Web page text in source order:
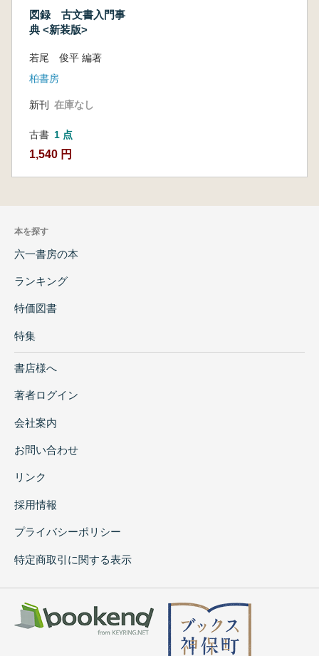
図録 古文書入門事
典 <新装版>
若尾 俊平 編著
柏書房
新刊 在庫なし
古書 1 点
1,540 円
本を探す
六一書房の本
ランキング
特価図書
特集
書店様へ
著者ログイン
会社案内
お問い合わせ
リンク
採用情報
プライバシーポリシー
特定商取引に関する表示